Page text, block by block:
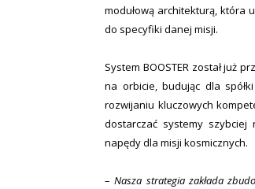
modułową architekturą, która
do specyfiki danej misji.
System BOOSTER został już
na orbicie, budując dla
rozwijaniu kluczowych
dostarczać systemy
napędy dla misji kosmicznych.
–Nasza strategia zakłada